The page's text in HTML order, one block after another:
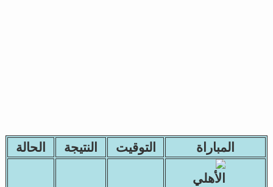
المباراة التوقيت النتيجة الحالة